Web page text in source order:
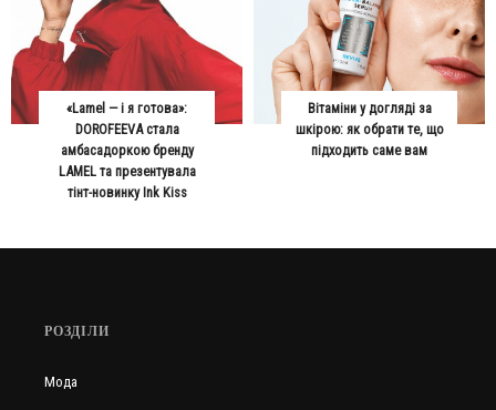
«Lamel — і я готова»:
DOROFEEVA стала
амбасадоркою бренду
LAMEL та презентувала
тінт-новинку Ink Kiss
Вітаміни у догляді за
шкірою: як обрати те, що
підходить саме вам
РОЗДІЛИ
Мода